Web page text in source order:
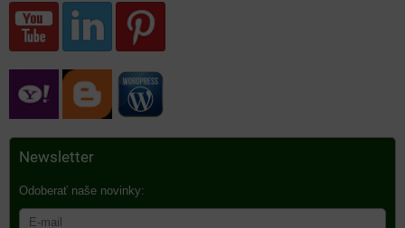
Newsletter
Odoberať naše novinky: